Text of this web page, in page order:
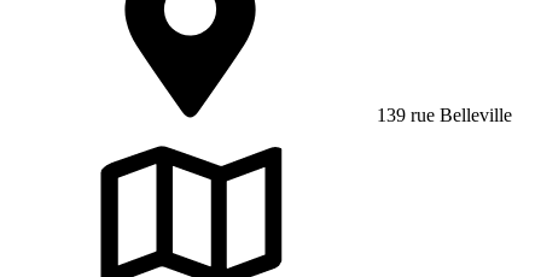
139 rue Belleville